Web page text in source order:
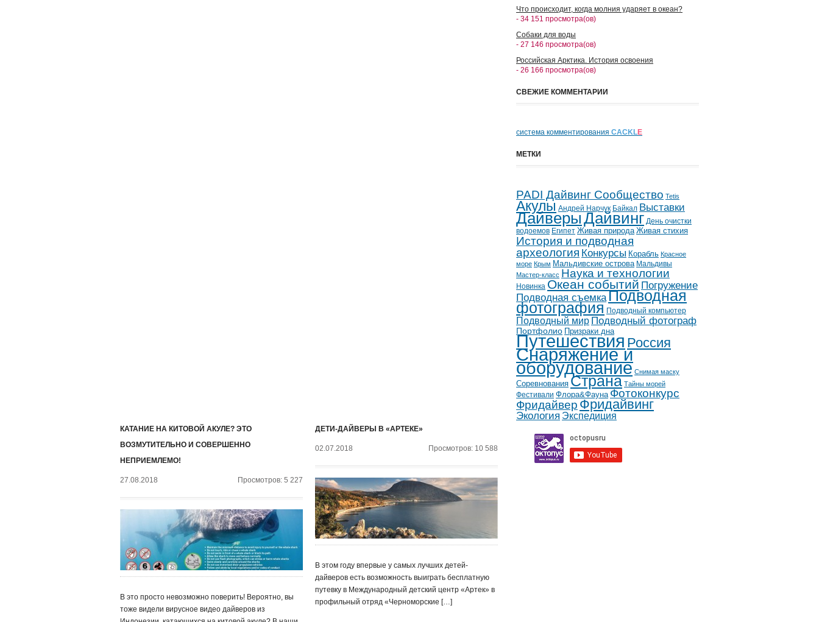
КАТАНИЕ НА КИТОВОЙ АКУЛЕ? ЭТО
ВОЗМУТИТЕЛЬНО И СОВЕРШЕННО
НЕПРИЕМЛЕМО!
27.08.2018 Просмотров: 5 227
В это просто невозможно поверить! Вероятно, вы
тоже видели вирусное видео дайверов из
ДЕТИ-ДАЙВЕРЫ В «АРТЕКЕ»
02.07.2018 Просмотров: 10 588
В этом году впервые у самых лучших детей-
дайверов есть возможность выиграть бесплатную
путевку в Международный детский центр «Артек» в
профильный отряд «Черноморские […]
Что происходит, когда молния ударяет в океан?
- 34 151 просмотра(ов)
Собаки для воды
- 27 146 просмотра(ов)
Российская Арктика. История освоения
- 26 166 просмотра(ов)
СВЕЖИЕ КОММЕНТАРИИ
система комментирования CACKLE
МЕТКИ
PADI Дайвинг Сообщество Tetis
Акулы Андрей Нарчук Байкал Выставки
ДайверыДайвинг День очистки
водоемов Египет Живая природа Живая стихия
История и подводная
археология Конкурсы Корабль Красное
море Крым Мальдивские острова Мальдивы
Мастер-класс Наука и технологии
Новинка Океан событий Погружение
Подводная съемкаПодводная
фотография Подводный компьютер
Подводный мир Подводный фотограф
Портфолио Призраки дна
Путешествия Россия
Снаряжение и
оборудование Снимая маску
Соревнования Страна Тайны морей
Фестивали Флора&Фауна Фотоконкурс
Фридайвер Фридайвинг
Экология Экспедиция